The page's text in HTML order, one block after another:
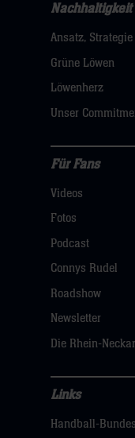
Nachhaltigkeit
Navigation
öffnen,
dann
hier
Nachhaltigkeit
Ansatz,
Grüne Löwen
Löwenherz
Unser
Fans
Navigation
öffnen,
dann
hier
Für Fans
Videos
Fotos
Podcast
Connys Rudel
Roadshow
Newsletter
Die Rhein-
Navigation
Links
Handball-